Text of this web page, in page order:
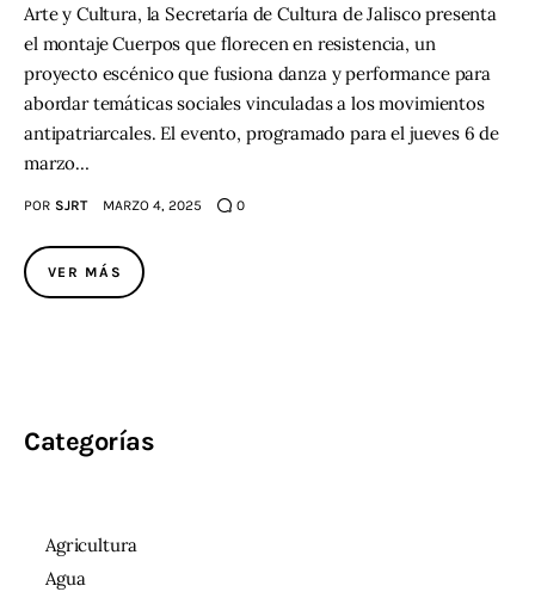
Arte y Cultura, la Secretaría de Cultura de Jalisco presenta
el montaje Cuerpos que florecen en resistencia, un
proyecto escénico que fusiona danza y performance para
abordar temáticas sociales vinculadas a los movimientos
antipatriarcales. El evento, programado para el jueves 6 de
marzo…
POR SJRT MARZO 4, 2025 0
VER MÁS
Categorías
Agricultura
Agua